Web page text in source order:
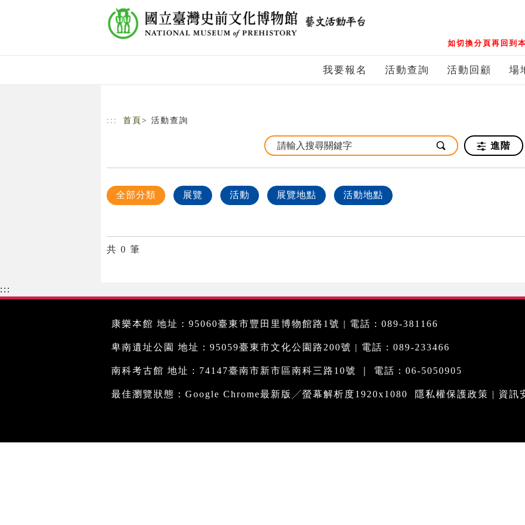
如切換分頁再回到
我要報名 活動查詢 活動回顧 場
::: 首頁 > 活動查詢
進階
全部分類 展覽 活動 展覽地點 活動地點
共 0 筆
:::
康樂本館 地址：95060臺東市豐田里博物館路1號 | 電話：089-381166
卑南遺址公園 地址：95059臺東市文化公園路200號 | 電話：089-233466
南科考古館 地址：74147臺南市新市區南科三路10號 ｜ 電話：06-5050905
最佳瀏覽狀態：Google Chrome最新版╱螢幕解析度1920x1080 隱私權保護政策 | 資訊